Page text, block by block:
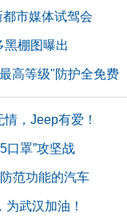
都市媒体试驾会
黑棚图曝出
高等级"防护全免费
，Jeep有爱！
口罩”攻坚战
范功能的汽车
武汉加油！